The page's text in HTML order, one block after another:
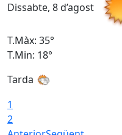
Dissabte, 8 d’agost
T.Màx: 35°
T.Min: 18°
Tarda
1
2